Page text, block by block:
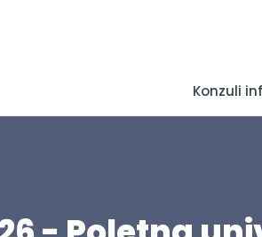
Konzuli